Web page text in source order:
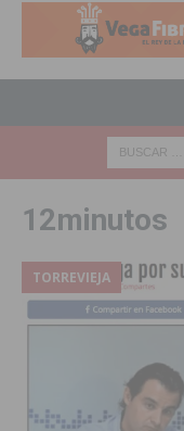
12minutos
TORREVIEJA